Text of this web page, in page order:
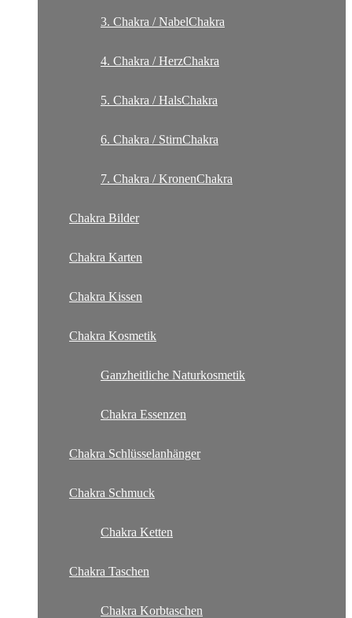
3. Chakra / NabelChakra
4. Chakra / HerzChakra
5. Chakra / HalsChakra
6. Chakra / StirnChakra
7. Chakra / KronenChakra
Chakra Bilder
Chakra Karten
Chakra Kissen
Chakra Kosmetik
Ganzheitliche Naturkosmetik
Chakra Essenzen
Chakra Schlüsselanhänger
Chakra Schmuck
Chakra Ketten
Chakra Taschen
Chakra Korbtaschen